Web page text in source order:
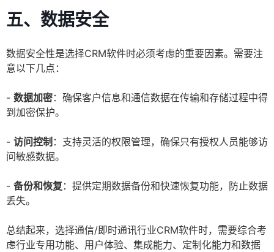
五、数据安全
数据安全性是选择CRM软件时必须考虑的重要因素。需要注
意以下几点：
- 数据加密：确保客户信息和通信数据在传输和存储过程中得
到加密保护。
- 访问控制 ：支持灵活的权限管理，确保只有授权人员能够访
问敏感数据。
- 备份和恢复 ：提供定期数据备份和快速恢复功能，防止数据
丢失。
总结起来，选择通信/即时通讯行业CRM软件时，需要综合考
虑行业专用功能、用户体验、集成能力、定制化能力和数据